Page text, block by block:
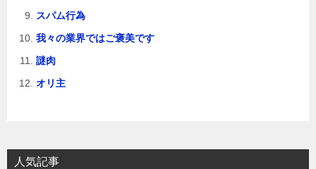
スパム行為
我々の業界ではご褒美です
謎肉
オリ主
人気記事